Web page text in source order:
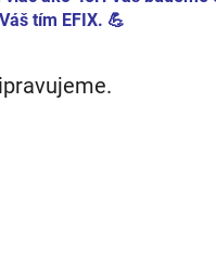
tím EFIX. 💪